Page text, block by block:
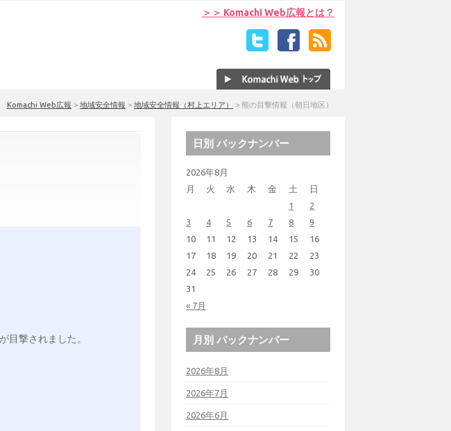
＞＞ Komachi Web広報とは？
Komachi Web広報 > 地域安全情報 > 地域安全情報（村上エリア） > 熊の目撃情報（朝日地区）
撃されました。
日別 バックナンバー
2026年8月
月
火 水 木 金 土 日
« 7月
1
2
3
4 5 6 7 8
9
10
11 12 13 14 15
16
17
18 19 20 21 22
23
24
25 26 27 28 29
30
31
月別 バックナンバー
2026年8月
2026年7月
2026年6月